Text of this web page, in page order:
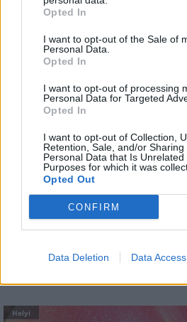
Opted In
I want to opt-out of the Sale of
Personal Data.
Opted In
I want to opt-out of processing
Personal Data for Targeted
Opted In
I want to opt-out of Collection,
Retention, Sale, and/or Sharing
Personal Data that Is Unrelated
Purposes for which it was
Opted Out
CONFIRM
Data Deletion Data Access
csökken a riasztás
Csökkenti Józsefváros az
Helyi